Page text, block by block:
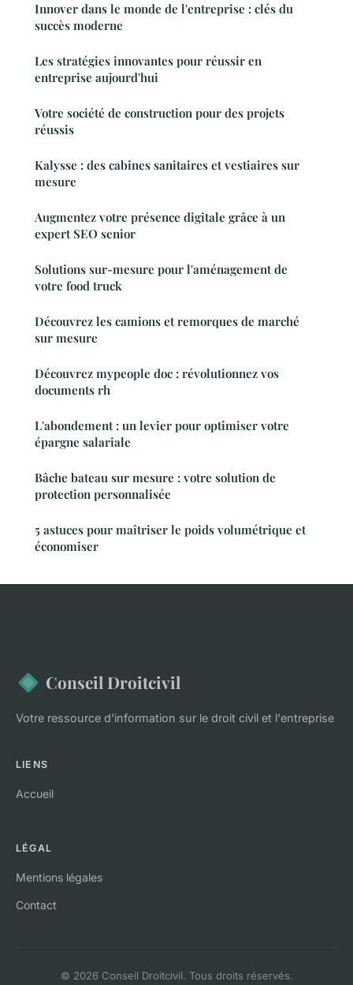
Innover dans le monde de l'entreprise : clés du
succès moderne
Les stratégies innovantes pour réussir en
entreprise aujourd'hui
Votre société de construction pour des projets
réussis
Kalysse : des cabines sanitaires et vestiaires sur
mesure
Augmentez votre présence digitale grâce à un
expert SEO senior
Solutions sur-mesure pour l'aménagement de
votre food truck
Découvrez les camions et remorques de marché
sur mesure
Découvrez mypeople doc : révolutionnez vos
documents rh
L'abondement : un levier pour optimiser votre
épargne salariale
Bâche bateau sur mesure : votre solution de
protection personnalisée
5 astuces pour maîtriser le poids volumétrique et
économiser
Conseil Droitcivil
Votre ressource d'information sur le droit civil et l'entreprise
LIENS
Accueil
LÉGAL
Mentions légales
Contact
© 2026 Conseil Droitcivil. Tous droits réservés.